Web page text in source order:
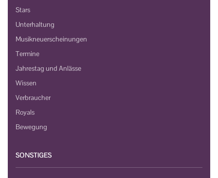
Stars
Unterhaltung
Musikneuerscheinungen
Termine
Jahrestag und Anlässe
Wissen
Verbraucher
Royals
Bewegung
SONSTIGES